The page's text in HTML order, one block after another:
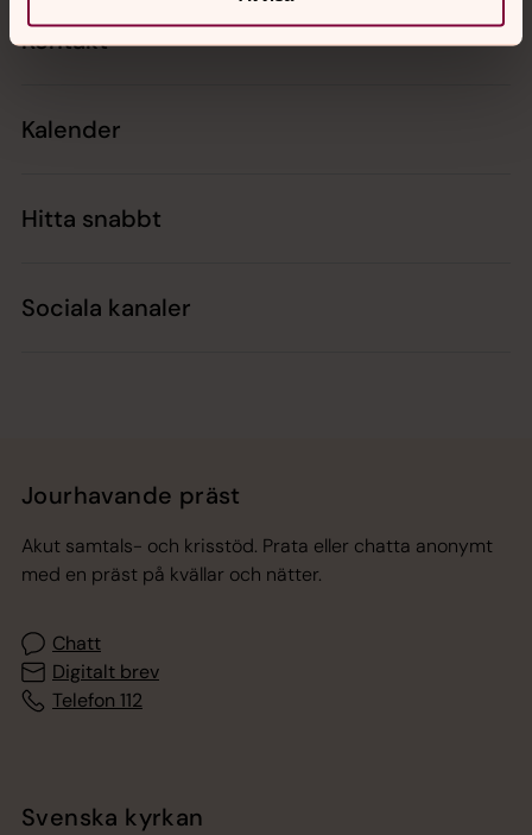
Kontakt
Kalender
Hitta snabbt
Sociala kanaler
Jourhavande präst
Akut samtals- och krisstöd. Prata eller chatta anonymt
med en präst på kvällar och nätter.
Chatt
Digitalt brev
Telefon 112
Svenska kyrkan